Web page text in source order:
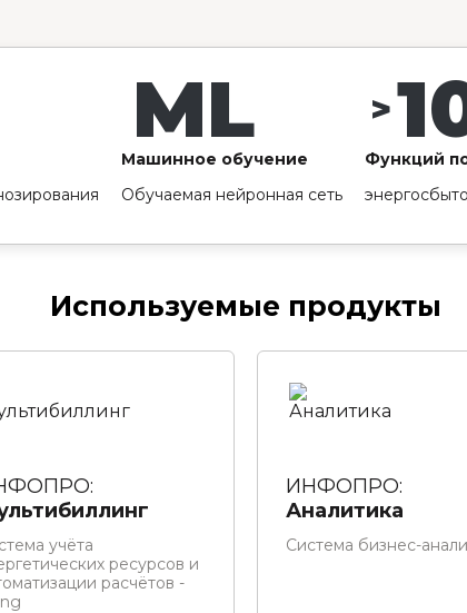
ML
Машинное обучение
Обучаемая нейронная сеть
>
Функций
Используемые продукты
учёта
ресурсов и
расчётов -
ИНФОПРО:
Аналитика
Система бизнес-